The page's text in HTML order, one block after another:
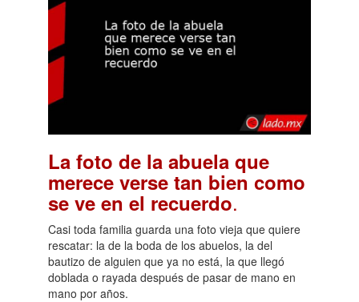
La foto de la abuela que
merece verse tan bien como
se ve en el recuerdo.
Casi toda familia guarda una foto vieja que quiere
rescatar: la de la boda de los abuelos, la del
bautizo de alguien que ya no está, la que llegó
doblada o rayada después de pasar de mano en
mano por años.